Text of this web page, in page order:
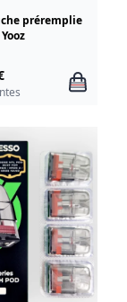
préremplie